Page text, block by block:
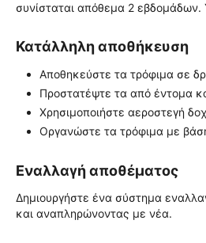
συνίσταται απόθεμα 2 εβδομάδων.
Κατάλληλη αποθήκευση
Αποθηκεύστε τα τρόφιμα σε
Προστατέψτε τα από έντομα
Χρησιμοποιήστε αεροστεγή
Οργανώστε τα τρόφιμα με
Εναλλαγή αποθέματος
Δημιουργήστε ένα σύστημα
και αναπληρώνοντας με νέα.